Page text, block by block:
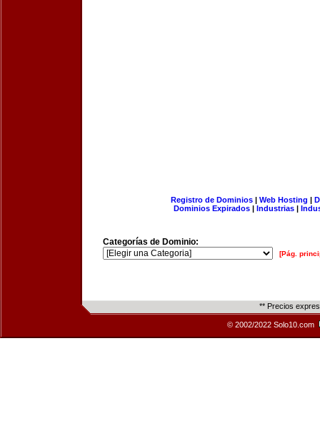
Registro de Dominios| Web Hosting |
Dominios Expirados | Industrias |
Categorías de Dominio:
[Pág.
** Precios
© 2002/2022 Solo10.com